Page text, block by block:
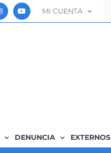
MI CUENTA
DENUNCIA EXTERNOS